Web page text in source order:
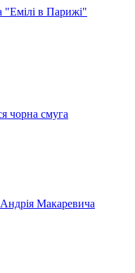
"Емілі в Парижі"
чорна смуга
Макаревича